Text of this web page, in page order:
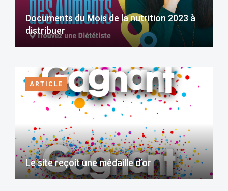
Documents du Mois de la nutrition 2023 à
distribuer
ARTICLE
Le site reçoit une médaille d’or